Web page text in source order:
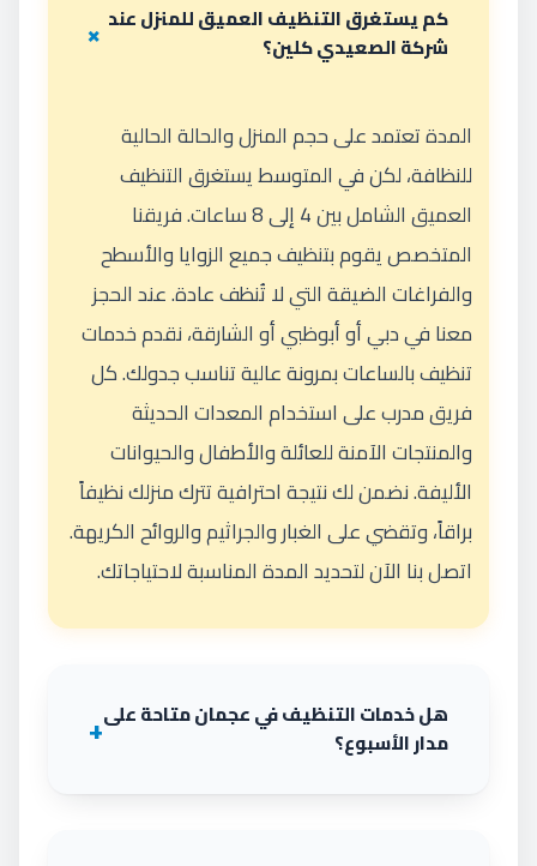
كم يستغرق التنظيف العميق للمنزل عند
شركة الصعيدي كلين؟
المدة تعتمد على حجم المنزل والحالة الحالية
للنظافة، لكن في المتوسط يستغرق التنظيف
العميق الشامل بين 4 إلى 8 ساعات. فريقنا
المتخصص يقوم بتنظيف جميع الزوايا والأسطح
والفراغات الضيقة التي لا تُنظف عادة. عند الحجز
معنا في دبي أو أبوظبي أو الشارقة، نقدم خدمات
تنظيف بالساعات بمرونة عالية تناسب جدولك. كل
فريق مدرب على استخدام المعدات الحديثة
والمنتجات الآمنة للعائلة والأطفال والحيوانات
الأليفة. نضمن لك نتيجة احترافية تترك منزلك نظيفاً
براقاً، وتقضي على الغبار والجراثيم والروائح الكريهة.
اتصل بنا الآن لتحديد المدة المناسبة لاحتياجاتك.
هل خدمات التنظيف في عجمان متاحة على
مدار الأسبوع؟